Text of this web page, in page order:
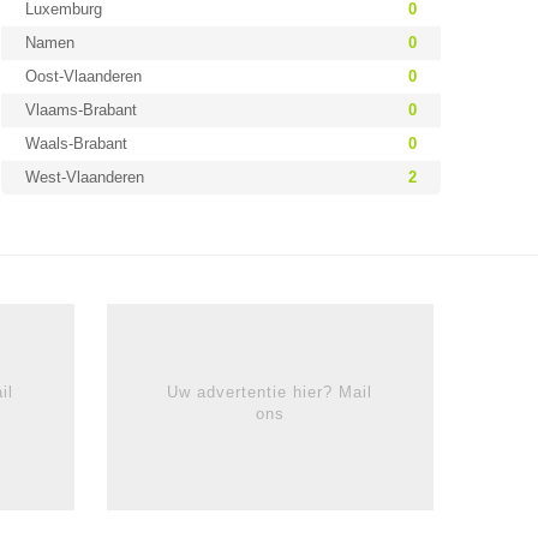
Luxemburg
0
Namen
0
Oost-Vlaanderen
0
Vlaams-Brabant
0
Waals-Brabant
0
West-Vlaanderen
2
Uw advertentie hier? Mail
ons